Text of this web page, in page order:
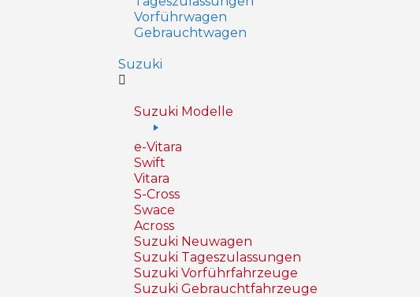
Vorführwagen
Gebrauchtwagen
Suzuki
Suzuki Modelle
e-Vitara
Swift
Vitara
S-Cross
Swace
Across
Suzuki Neuwagen
Suzuki Tageszulassungen
Suzuki Vorführfahrzeuge
Suzuki Gebrauchtfahrzeuge